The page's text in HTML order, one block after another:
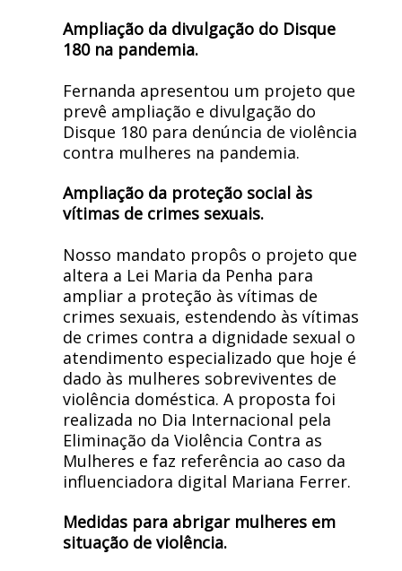
Ampliação da divulgação do Disque
180 na pandemia.
Fernanda apresentou um projeto que
prevê ampliação e divulgação do
Disque 180 para denúncia de violência
contra mulheres na pandemia.
Ampliação da proteção social às
vítimas de crimes sexuais.
Nosso mandato propôs o projeto que
altera a Lei Maria da Penha para
ampliar a proteção às vítimas de
crimes sexuais, estendendo às vítimas
de crimes contra a dignidade sexual o
atendimento especializado que hoje é
dado às mulheres sobreviventes de
violência doméstica. A proposta foi
realizada no Dia Internacional pela
Eliminação da Violência Contra as
Mulheres e faz referência ao caso da
influenciadora digital Mariana Ferrer.
Medidas para abrigar mulheres em
situação de violência.